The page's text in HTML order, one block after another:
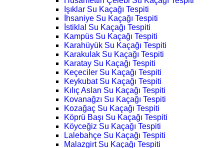
Işıklar Su Kaçağı Tespiti
İhsaniye Su Kaçağı Tespiti
İstiklal Su Kaçağı Tespiti
Kampüs Su Kaçağı Tespiti
Karahüyük Su Kaçağı Tespiti
Karakulak Su Kaçağı Tespiti
Karatay Su Kaçağı Tespiti
Keçeciler Su Kaçağı Tespiti
Keykubat Su Kaçağı Tespiti
Kılıç Aslan Su Kaçağı Tespiti
Kovanağzı Su Kaçağı Tespiti
Kozağaç Su Kaçağı Tespiti
Köprü Başı Su Kaçağı Tespiti
Köyceğiz Su Kaçağı Tespiti
Lalebahçe Su Kaçağı Tespiti
Malazgirt Su Kaçağı Tespiti